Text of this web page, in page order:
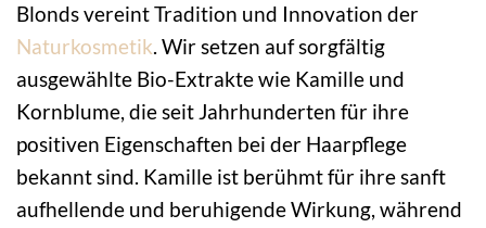
Blonds vereint Tradition und Innovation der
Naturkosmetik. Wir setzen auf sorgfältig
ausgewählte Bio-Extrakte wie Kamille und
Kornblume, die seit Jahrhunderten für ihre
positiven Eigenschaften bei der Haarpflege
bekannt sind. Kamille ist berühmt für ihre sanft
aufhellende und beruhigende Wirkung, während